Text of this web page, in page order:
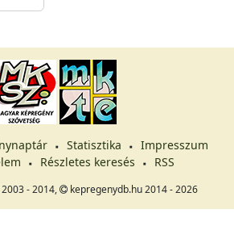
Statisztika
Impresszum
Részletes keresés RSS
- 2014, kepregenydb.hu 2014 - 2026